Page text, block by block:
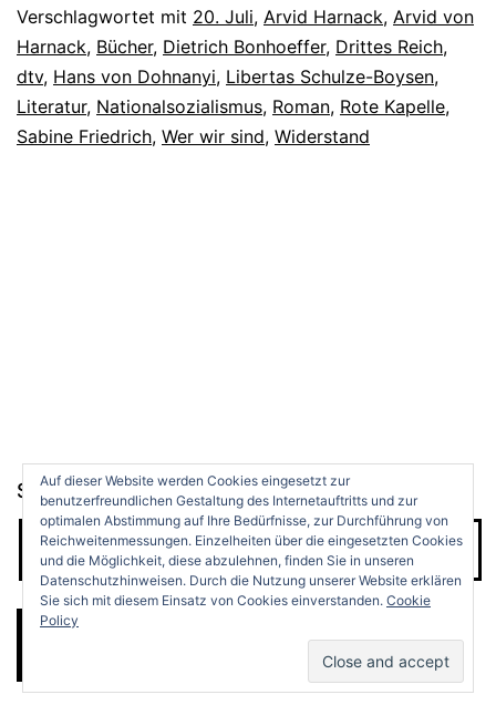
Verschlagwortet mit 20. Juli, Arvid Harnack, Arvid von
Harnack, Bücher, Dietrich Bonhoeffer, Drittes Reich,
dtv, Hans von Dohnanyi, Libertas Schulze-Boysen,
Literatur, Nationalsozialismus, Roman, Rote Kapelle,
Sabine Friedrich, Wer wir sind, Widerstand
Suchen …
Auf dieser Website werden Cookies eingesetzt zur
benutzerfreundlichen Gestaltung des Internetauftritts und zur
optimalen Abstimmung auf Ihre Bedürfnisse, zur Durchführung von
Reichweitenmessungen. Einzelheiten über die eingesetzten Cookies
und die Möglichkeit, diese abzulehnen, finden Sie in unseren
Datenschutzhinweisen. Durch die Nutzung unserer Website erklären
Sie sich mit diesem Einsatz von Cookies einverstanden. Cookie
Policy